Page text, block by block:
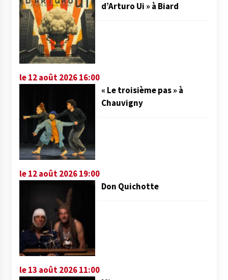
d’Arturo Ui » à Biard
le 12 août 2026 16:00
« Le troisième pas » à
Chauvigny
le 12 août 2026 19:00
Don Quichotte
le 13 août 2026 11:00